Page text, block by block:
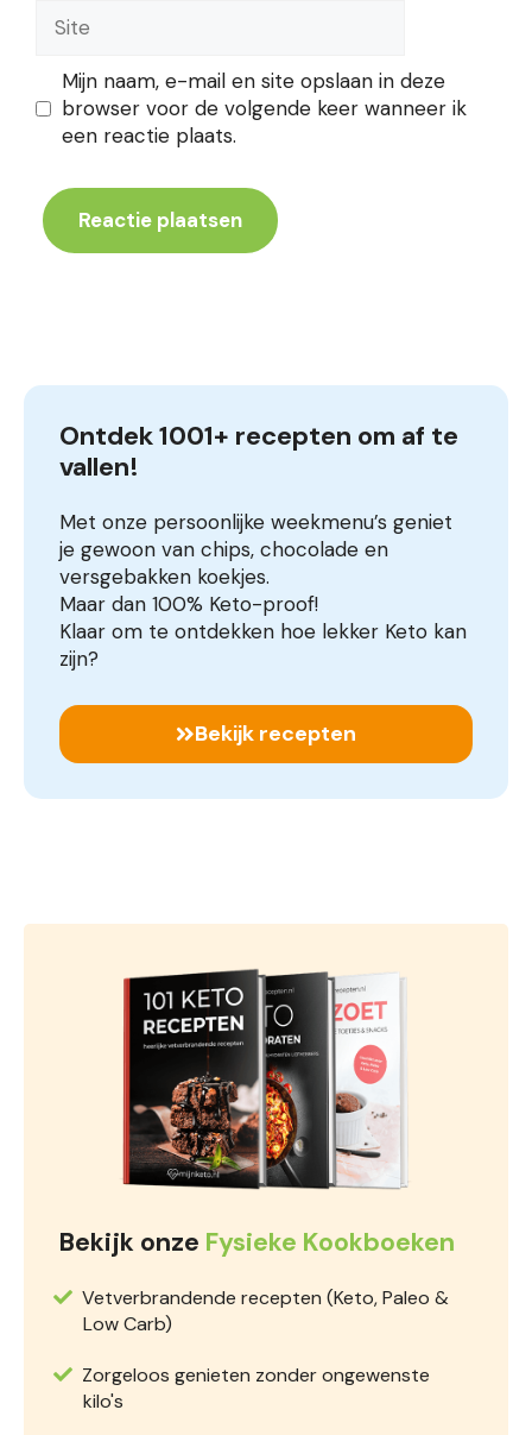
Mijn naam, e-mail en site opslaan in deze
browser voor de volgende keer wanneer ik
een reactie plaats.
Ontdek 1001+ recepten om af te
vallen!
Met onze persoonlijke weekmenu’s geniet
je gewoon van chips, chocolade en
versgebakken koekjes.
Maar dan 100% Keto-proof!
Klaar om te ontdekken hoe lekker Keto kan
zijn?
Bekijk recepten
Bekijk onze Fysieke Kookboeken
Vetverbrandende recepten (Keto, Paleo &
Low Carb)
Zorgeloos genieten zonder ongewenste
kilo's